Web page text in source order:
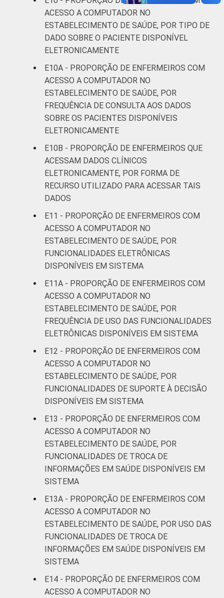
ACESSO A COMPUTADOR NO
ESTABELECIMENTO DE SAÚDE, POR TIPO DE
DADO SOBRE O PACIENTE DISPONÍVEL
ELETRONICAMENTE
E10A - PROPORÇÃO DE ENFERMEIROS COM
ACESSO A COMPUTADOR NO
ESTABELECIMENTO DE SAÚDE, POR
FREQUÊNCIA DE CONSULTA AOS DADOS
SOBRE OS PACIENTES DISPONÍVEIS
ELETRONICAMENTE
E10B - PROPORÇÃO DE ENFERMEIROS QUE
ACESSAM DADOS CLÍNICOS
ELETRONICAMENTE, POR FORMA DE
RECURSO UTILIZADO PARA ACESSAR TAIS
DADOS
E11 - PROPORÇÃO DE ENFERMEIROS COM
ACESSO A COMPUTADOR NO
ESTABELECIMENTO DE SAÚDE, POR
FUNCIONALIDADES ELETRÔNICAS
DISPONÍVEIS EM SISTEMA
E11A - PROPORÇÃO DE ENFERMEIROS COM
ACESSO A COMPUTADOR NO
ESTABELECIMENTO DE SAÚDE, POR
FREQUÊNCIA DE USO DAS FUNCIONALIDADES
ELETRÔNICAS DISPONÍVEIS EM SISTEMA
E12 - PROPORÇÃO DE ENFERMEIROS COM
ACESSO A COMPUTADOR NO
ESTABELECIMENTO DE SAÚDE, POR
FUNCIONALIDADES DE SUPORTE À DECISÃO
DISPONÍVEIS EM SISTEMA
E13 - PROPORÇÃO DE ENFERMEIROS COM
ACESSO A COMPUTADOR NO
ESTABELECIMENTO DE SAÚDE, POR
FUNCIONALIDADES DE TROCA DE
INFORMAÇÕES EM SAÚDE DISPONÍVEIS EM
SISTEMA
E13A - PROPORÇÃO DE ENFERMEIROS COM
ACESSO A COMPUTADOR NO
ESTABELECIMENTO DE SAÚDE, POR USO DAS
FUNCIONALIDADES DE TROCA DE
INFORMAÇÕES EM SAÚDE DISPONÍVEIS EM
SISTEMA
E14 - PROPORÇÃO DE ENFERMEIROS COM
ACESSO A COMPUTADOR NO